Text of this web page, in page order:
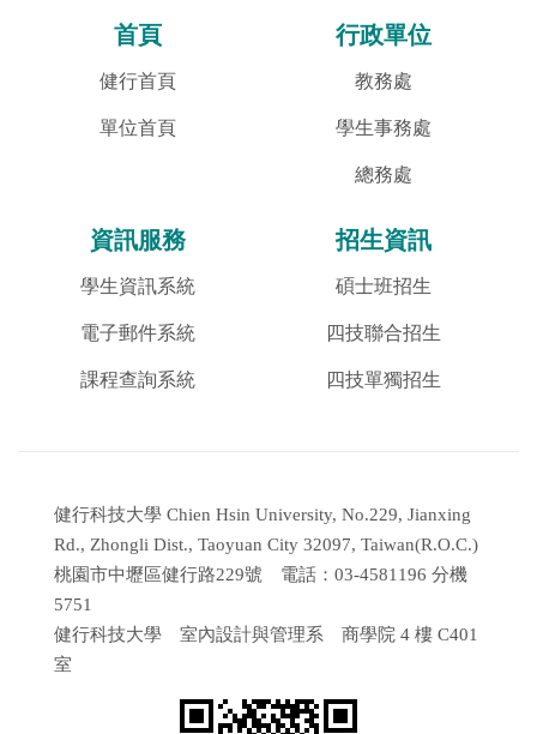
首頁
健行首頁
單位首頁
行政單位
教務處
學生事務處
總務處
資訊服務
學生資訊系統
電子郵件系統
課程查詢系統
招生資訊
碩士班招生
四技聯合招生
四技單獨招生
健行科技大學 Chien Hsin University, No.229, Jianxing
Rd., Zhongli Dist., Taoyuan City 32097, Taiwan(R.O.C.)
桃園市中壢區健行路229號 電話：03-4581196 分機
5751
健行科技大學 室內設計與管理系 商學院 4 樓 C401
室